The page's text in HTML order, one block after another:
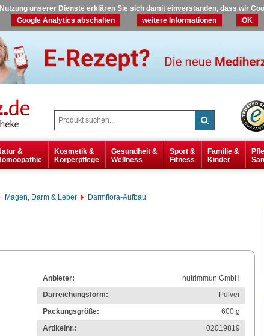
unserer Dienste erklären Sie sich damit einverstanden, dass wir
Google Analytics abschalten
weitere Informationen OK
&
Kosmetik &
Körperpflege
Gesundheit &
Wellness
Sport &
Fitness
Familie &
Kinder
Magen, Darm & Leber Darmflora-Aufbau
Anbieter:
nutrimmun GmbH
Darreichungsform:
Pulver
Packungsgröße:
600 g
Artikelnr.:
02019819